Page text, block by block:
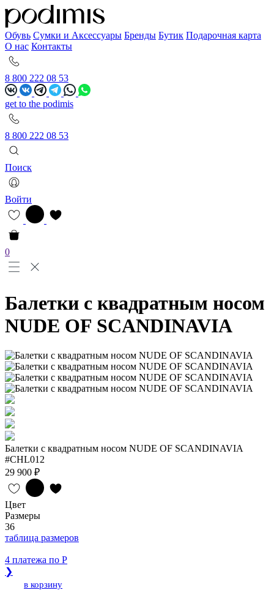
Обувь Сумки и Аксессуары Бренды Бутик Подарочная карта
О нас Контакты
8 800 222 08 53
get to the podimis
8 800 222 08 53
Поиск
Войти
0
Балетки с квадратным носом
NUDE OF SCANDINAVIA
Балетки с квадратным носом NUDE OF SCANDINAVIA
#CHL012
29 900 ₽
Цвет
Размеры
36
таблица размеров
4 платежа по Р
❯
в корзину